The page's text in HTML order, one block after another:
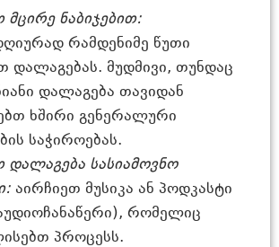
მცირე ნაბიჯებით:
რამდენიმე წუთი
დალაგებას. მუდმივი, თუნდაც
დალაგება თავიდან
ხშირი გენერალური
საჭიროებას.
დალაგება სასიამოვნო
აირჩიეთ მუსიკა ან პოდკასტი
რომელიც
პროცესს.